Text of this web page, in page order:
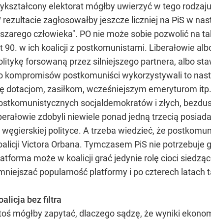
elektorat mógłby uwierzyć w tego
rezultacie zagłosowałby jeszcze liczniej na PiS w
człowieka". PO nie może sobie pozwolić na
90. w ich koalicji z postkomunistami. Liberałowie
forsowaną przez silniejszego partnera, albo
kompromisów postkomuniści wykorzystywali to
dotacjom, zasiłkom, wcześniejszym emeryturom
socjaldemokratów i złych,
zdobyli niewiele ponad jedną trzecią
węgierskiej polityce. A trzeba wiedzieć, że
Victora Orbana. Tymczasem PiS nie
może w koalicji grać jedynie rolę cioci
popularność platformy i po czterech latach
bez filtra
mógłby zapytać, dlaczego sądzę, że wyniki